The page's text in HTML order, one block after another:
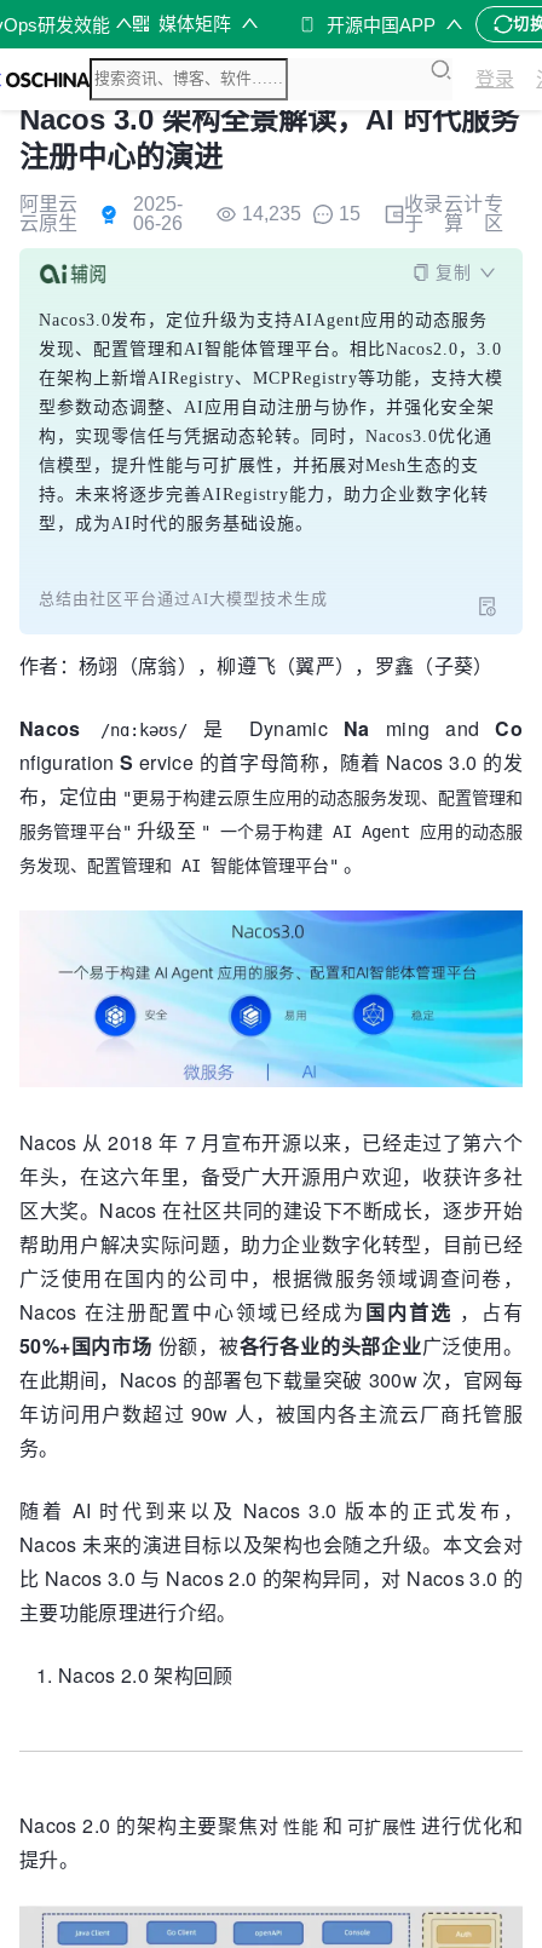
研发效能 媒体矩阵 开源中国APP 切
登录
Nacos 3.0 架构全景解读，AI 时代服务
注册中心的演进
阿里云
云原生
2025-
06-26
14,235 15
收录
于
云计
算
专
区
复制
Nacos3.0发布，定位升级为支持AIAgent应用的动态服务
发现、配置管理和AI智能体管理平台。相比Nacos2.0，3.0
在架构上新增AIRegistry、MCPRegistry等功能，支持大模
型参数动态调整、AI应用自动注册与协作，并强化安全架
构，实现零信任与凭据动态轮转。同时，Nacos3.0优化通
信模型，提升性能与可扩展性，并拓展对Mesh生态的支
持。未来将逐步完善AIRegistry能力，助力企业数字化转
型，成为AI时代的服务基础设施。
总结由社区平台通过AI大模型技术生成
作者：杨翊（席翁），柳遵飞（翼严），罗鑫（子葵）
Nacos /nɑ:kəʊs/ 是 Dynamic Na ming andCo
nfigurationS ervice 的首字母简称，随着 Nacos 3.0 的发
布，定位由 "更易于构建云原生应用的动态服务发现、配置管理和
服务管理平台" 升级至 " 一个易于构建 AI Agent 应用的动态服
务发现、配置管理和 AI 智能体管理平台" 。
Nacos 从 2018 年 7 月宣布开源以来，已经走过了第六个
年头，在这六年里，备受广大开源用户欢迎，收获许多社
区大奖。Nacos 在社区共同的建设下不断成长，逐步开始
帮助用户解决实际问题，助力企业数字化转型，目前已经
广泛使用在国内的公司中，根据微服务领域调查问卷，
Nacos 在注册配置中心领域已经成为国内首选 ，占有
50%+国内市场 份额，被各行各业的头部企业广泛使用。
在此期间，Nacos 的部署包下载量突破 300w 次，官网每
年访问用户数超过 90w 人，被国内各主流云厂商托管服
务。
随着 AI 时代到来以及 Nacos 3.0 版本的正式发布，
Nacos 未来的演进目标以及架构也会随之升级。本文会对
比 Nacos 3.0 与 Nacos 2.0 的架构异同，对 Nacos 3.0 的
主要功能原理进行介绍。
Nacos 2.0 架构回顾
Nacos 2.0 的架构主要聚焦对 性能 和 可扩展性 进行优化和
提升。